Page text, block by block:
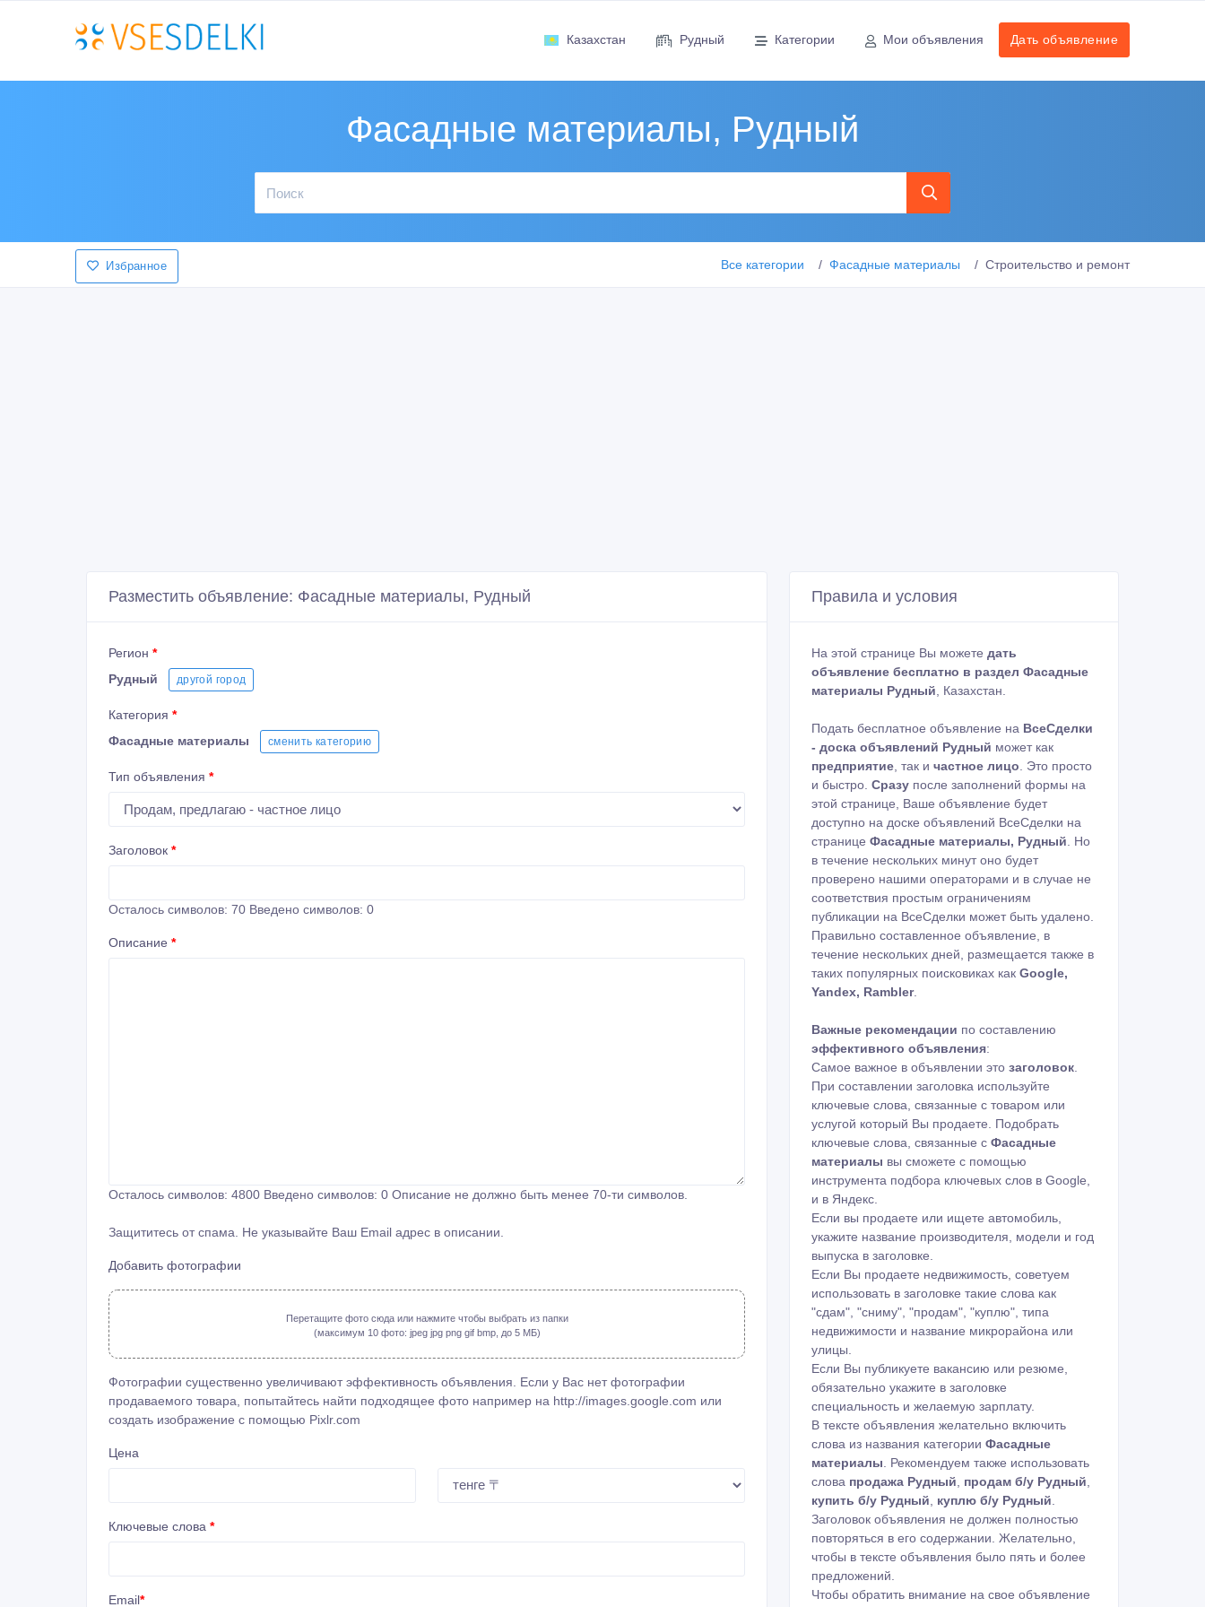
Казахстан Рудный Категории Мои объявления Дать объявление
Фасадные материалы, Рудный
Избранное Все категории Фасадные материалы Строительство и ремонт
Разместить объявление: Фасадные материалы, Рудный
Регион *
Рудный
другой город
Категория *
Фасадные материалы
сменить категорию
Тип объявления *
Заголовок *
Осталось символов: 70 Введено символов: 0
Описание *
Осталось символов: 4800 Введено символов: 0 Описание не должно быть менее 70-ти символов.
Защититесь от спама. Не указывайте Ваш Email адрес в описании.
Добавить фотографии
Перетащите фото сюда или нажмите чтобы выбрать из папки
(максимум 10 фото: jpeg jpg png gif bmp, до 5 МБ)
Фотографии существенно увеличивают эффективность объявления. Если у Вас нет фотографии
продаваемого товара, попытайтесь найти подходящее фото например на http://images.google.com или
создать изображение с помощью Pixlr.com
Цена
Ключевые слова *
Email*
Правила и условия
На этой странице Вы можете дать
объявление бесплатно в раздел Фасадные
материалы Рудный, Казахстан.
Подать бесплатное объявление на ВсеСделки
- доска объявлений Рудный может как
предприятие, так и частное лицо. Это просто
и быстро. Сразу после заполнений формы на
этой странице, Ваше объявление будет
доступно на доске объявлений ВсеСделки на
странице Фасадные материалы, Рудный. Но
в течение нескольких минут оно будет
проверено нашими операторами и в случае не
соответствия простым ограничениям
публикации на ВсеСделки может быть удалено.
Правильно составленное объявление, в
течение нескольких дней, размещается также в
таких популярных поисковиках как Google,
Yandex, Rambler.
Важные рекомендации по составлению
эффективного объявления:
Самое важное в объявлении это заголовок.
При составлении заголовка используйте
ключевые слова, связанные с товаром или
услугой который Вы продаете. Подобрать
ключевые слова, связанные с Фасадные
материалы вы сможете с помощью
инструмента подбора ключевых слов в Google,
и в Яндекс.
Если вы продаете или ищете автомобиль,
укажите название производителя, модели и год
выпуска в заголовке.
Если Вы продаете недвижимость, советуем
использовать в заголовке такие слова как
"сдам", "сниму", "продам", "куплю", типа
недвижимости и название микрорайона или
улицы.
Если Вы публикуете вакансию или резюме,
обязательно укажите в заголовке
специальность и желаемую зарплату.
В тексте объявления желательно включить
слова из названия категории Фасадные
материалы. Рекомендуем также использовать
слова продажа Рудный, продам б/у Рудный,
купить б/у Рудный, куплю б/у Рудный.
Заголовок объявления не должен полностью
повторяться в его содержании. Желательно,
чтобы в тексте объявления было пять и более
предложений.
Чтобы обратить внимание на свое объявление